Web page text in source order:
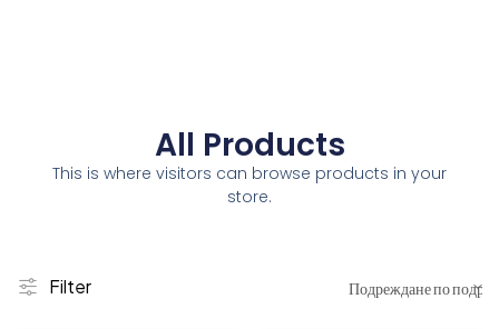
All Products
This is where visitors can browse products in your
store.
Filter